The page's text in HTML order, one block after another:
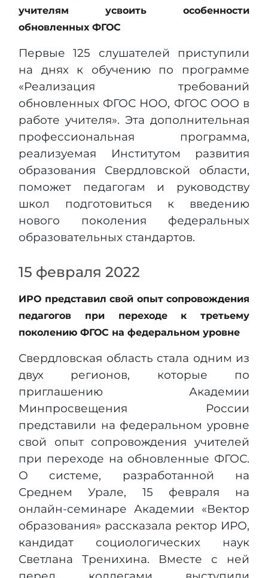
учителям усвоить особенности
обновленных ФГОС
Первые 125 слушателей приступили
на днях к обучению по программе
«Реализация требований
обновленных ФГОС НОО, ФГОС ООО в
работе учителя». Эта дополнительная
профессиональная программа,
реализуемая Институтом развития
образования Свердловской области,
поможет педагогам и руководству
школ подготовиться к введению
нового поколения федеральных
образовательных стандартов.
15 февраля 2022
ИРО представил свой опыт сопровождения
педагогов при переходе к третьему
поколению ФГОС на федеральном уровне
Свердловская область стала одним из
двух регионов, которые по
приглашению Академии
Минпросвещения России
представили на федеральном уровне
свой опыт сопровождения учителей
при переходе на обновленные ФГОС.
О системе, разработанной на
Среднем Урале, 15 февраля на
онлайн-семинаре Академии «Вектор
образования» рассказала ректор ИРО,
кандидат социологических наук
Светлана Тренихина. Вместе с ней